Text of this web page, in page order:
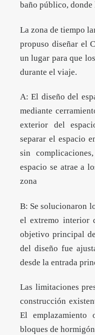
baño público, donde
La zona de tiempo
propuso diseñar el
un lugar para que
durante el viaje.
A: El diseño del
mediante
exterior del
separar el espacio
sin
espacio se atrae a
zona
B: Se solucionaron
el extremo interior
objetivo principal
del diseño fue
desde la entrada
Las limitaciones
construcción
El
bloques de